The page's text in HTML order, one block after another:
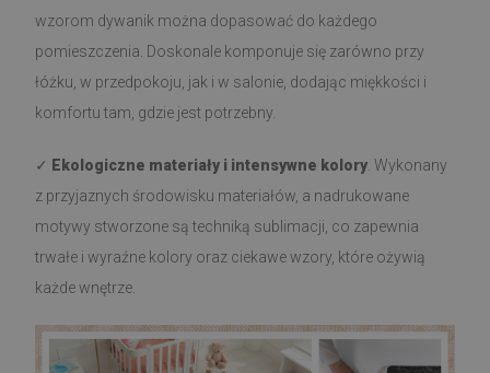
wzorom dywanik można dopasować do każdego
pomieszczenia. Doskonale komponuje się zarówno przy
łóżku, w przedpokoju, jak i w salonie, dodając miękkości i
komfortu tam, gdzie jest potrzebny.
✓ Ekologiczne materiały i intensywne kolory . Wykonany
z przyjaznych środowisku materiałów, a nadrukowane
motywy stworzone są techniką sublimacji, co zapewnia
trwałe i wyraźne kolory oraz ciekawe wzory, które ożywią
każde wnętrze.